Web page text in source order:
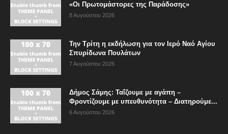
«Οι Πρωτομάστορες της Παράδοσης»
8 Αυγούστου 2026
Την Τρίτη η εκδήλωση για τον Ιερό Ναό Αγίου
Σπυρίδωνα Πουλάτων
7 Αυγούστου 2026
Δήμος Σάμης: Ταΐζουμε με αγάπη –
Φροντίζουμε με υπευθυνότητα – Διατηρούμε...
6 Αυγούστου 2026